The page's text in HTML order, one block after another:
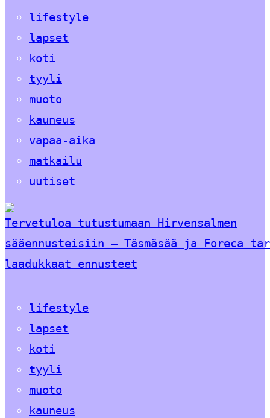
lifestyle
lapset
koti
tyyli
muoto
kauneus
vapaa-aika
matkailu
uutiset
Tervetuloa tutustumaan Hirvensalmen
sääennusteisiin – Täsmäsää ja Foreca
laadukkaat ennusteet
lifestyle
lapset
koti
tyyli
muoto
kauneus